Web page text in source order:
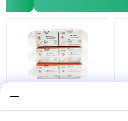
Epstein Barr Virus EBV